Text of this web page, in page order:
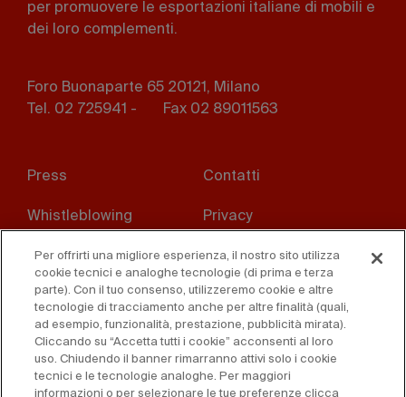
per promuovere le esportazioni italiane di mobili e
dei loro complementi.
Foro Buonaparte 65 20121, Milano
Tel. 02 725941 -
Fax 02 89011563
menu
Press Contatti
Whistleblowing Privacy
Disclaimer D. Lgs. 231/01
Cookies Condizioni di vendita
Dichiarazione di
accessibilità
Per offrirti una migliore esperienza, il nostro sito utilizza
cookie tecnici e analoghe tecnologie (di prima e terza
parte). Con il tuo consenso, utilizzeremo cookie e altre
tecnologie di tracciamento anche per altre finalità (quali,
ad esempio, funzionalità, prestazione, pubblicità mirata).
Cliccando su “Accetta tutti i cookie” acconsenti al loro
uso. Chiudendo il banner rimarranno attivi solo i cookie
tecnici e le tecnologie analoghe. Per maggiori
informazioni o per selezionare le tue preferenze clicca